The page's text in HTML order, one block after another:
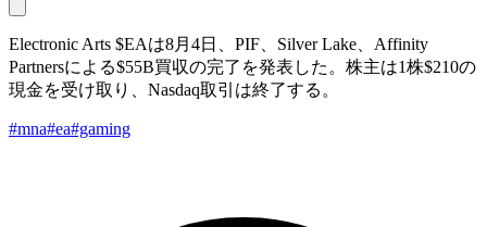
Electronic Arts $EAは8月4日、PIF、Silver Lake、Affinity
Partnersによる$55B買収の完了を発表した。株主は1株$210の
現金を受け取り、Nasdaq取引は終了する。
#mna#ea#gaming